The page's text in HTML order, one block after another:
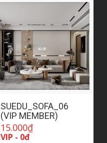
SUEDU_SOFA_06
(VIP MEMBER)
15.000₫
VIP - 0đ